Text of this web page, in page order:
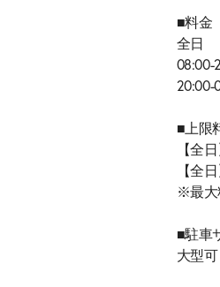
■料金
全日
08:00-
20:00-
■上限
【全
【全
※最大
■駐車
大型